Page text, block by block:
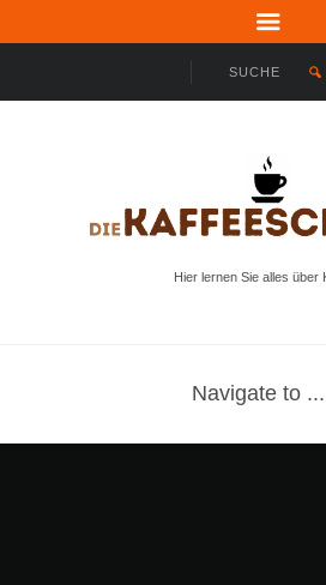
Hier lernen Sie alles über
Navigate to ...